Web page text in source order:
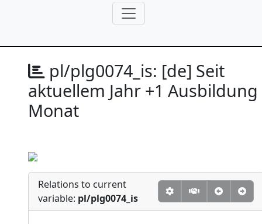
pl/plg0074_is: [de] Seit
aktuellem Jahr +1 Ausbildung
Monat
Relations to current
variable: pl/plg0074_is